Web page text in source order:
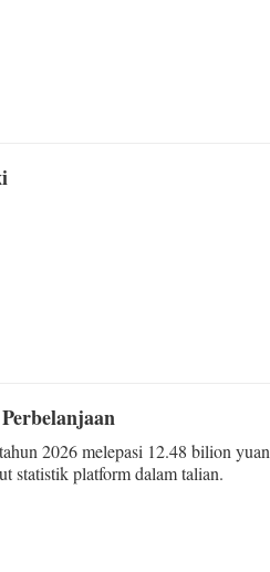
2026 melepasi 12.48 bilion yuan
statistik platform dalam talian.